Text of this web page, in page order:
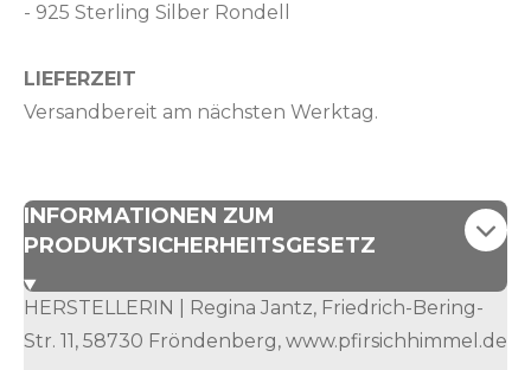
- 925 Sterling Silber Rondell
LIEFERZEIT
Versandbereit am nächsten Werktag.
INFORMATIONEN ZUM
PRODUKTSICHERHEITSGESETZ
HERSTELLERIN | Regina Jantz, Friedrich-Bering-
Str. 11, 58730 Fröndenberg, www.pfirsichhimmel.de